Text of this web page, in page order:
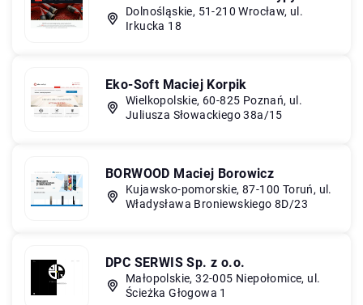
Dolnośląskie, 51-210 Wrocław, ul.
Irkucka 18
Eko-Soft Maciej Korpik
Wielkopolskie, 60-825 Poznań, ul.
Juliusza Słowackiego 38a/15
BORWOOD Maciej Borowicz
Kujawsko-pomorskie, 87-100 Toruń, ul.
Władysława Broniewskiego 8D/23
DPC SERWIS Sp. z o.o.
Małopolskie, 32-005 Niepołomice, ul.
Ścieżka Głogowa 1